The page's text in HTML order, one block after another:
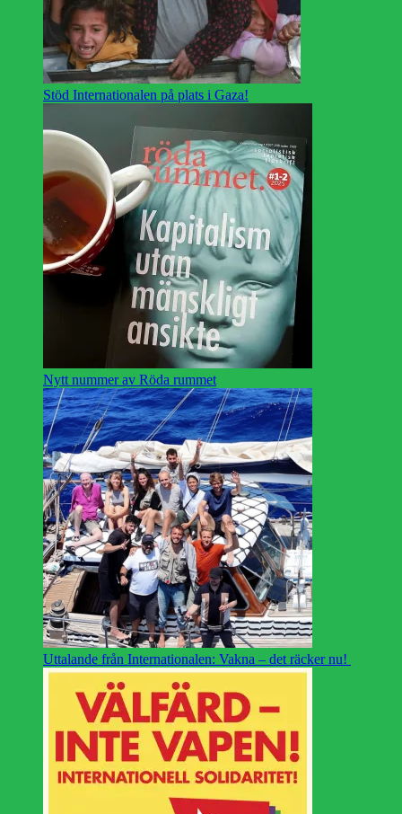
Stöd Internationalen på plats i Gaza!
Nytt nummer av Röda rummet
Uttalande från Internationalen: Vakna – det räcker nu!